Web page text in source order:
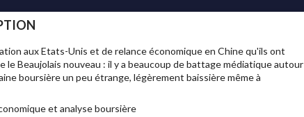
aux Etats-Unis et de relance économique en Chine qu'ils ont
Beaujolais nouveau : il y a beaucoup de battage médiatique autour
boursière un peu étrange, légèrement baissière même à
et analyse boursière